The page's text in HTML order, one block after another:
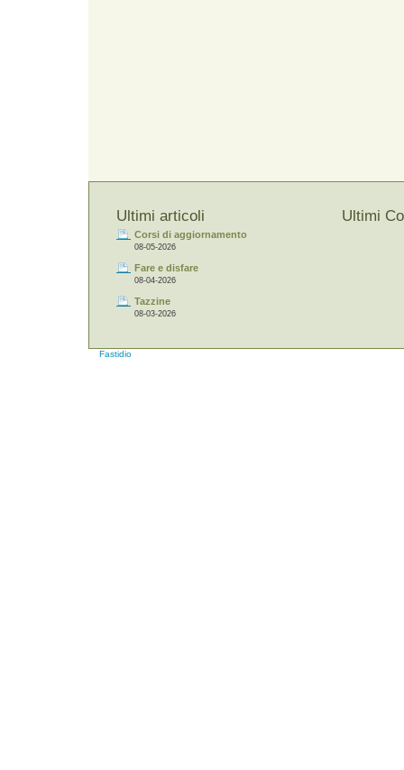
Ultimi articoli
Corsi di aggiornamento
08-05-2026
Fare e disfare
08-04-2026
Tazzine
08-03-2026
Ultimi
Fastidio